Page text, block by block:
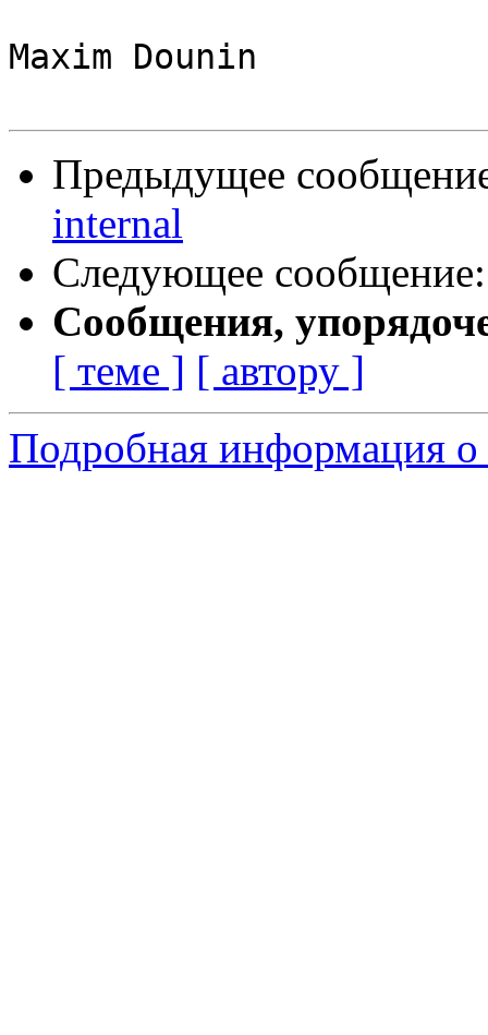
Maxim Dounin
Предыдущее
internal
Следующее
Сообщения,
[ теме ] [ автору ]
Подробная информация